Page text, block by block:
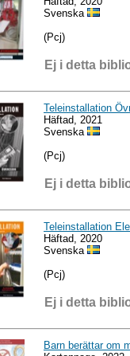
Svenska
(Pcj)
Ej i detta
Teleinstallation
Häftad, 2021
Svenska
(Pcj)
Ej i detta
Teleinstallation
Häftad, 2020
Svenska
(Pcj)
Ej i detta
Barn berättar om